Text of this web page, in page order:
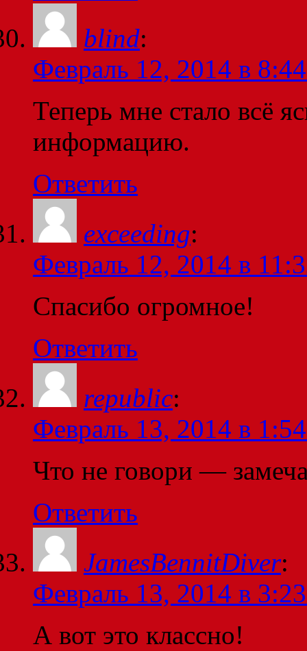
blind:
Февраль 12, 2014 в
Теперь мне стало всё
информацию.
Ответить
exceeding:
Февраль 12, 2014 в
Спасибо огромное!
Ответить
republic:
Февраль 13, 2014 в
Что не говори —
Ответить
JamesBennitDiver:
Февраль 13, 2014 в
А вот это классно!